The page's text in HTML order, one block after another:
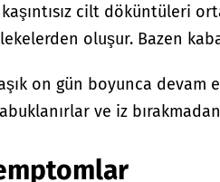
cilt döküntüleri
lekelerden oluşur. Bazen
on gün boyunca devam
ve iz